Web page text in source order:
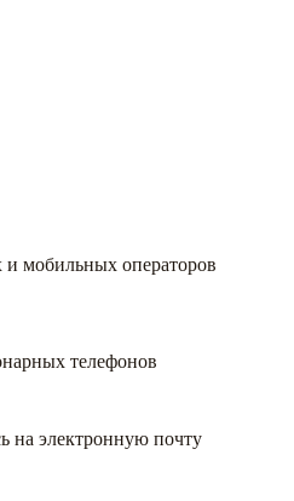
и мобильных операторов
телефонов
на электронную почту